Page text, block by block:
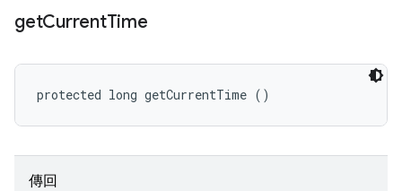
getCurrentTime
protected long getCurrentTime ()
傳回